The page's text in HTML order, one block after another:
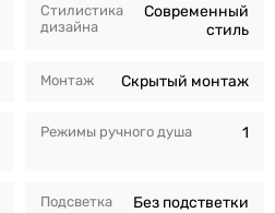
Стилистика
дизайна
Современный
стиль
Монтаж Скрытый монтаж
Режимы ручного душа 1
Подсветка Без подстветки